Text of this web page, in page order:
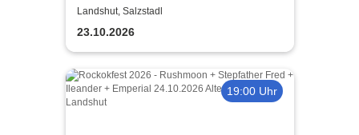
Jammern glangts no ned
Landshut, Salzstadl
23.10.2026
19:00 Uhr